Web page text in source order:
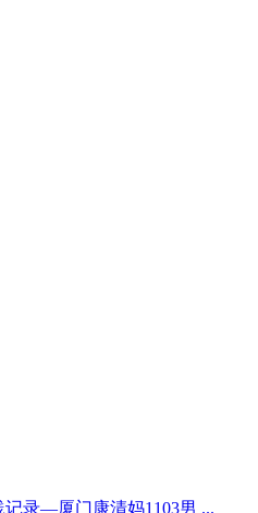
录—厦门康清妈1103男 ...